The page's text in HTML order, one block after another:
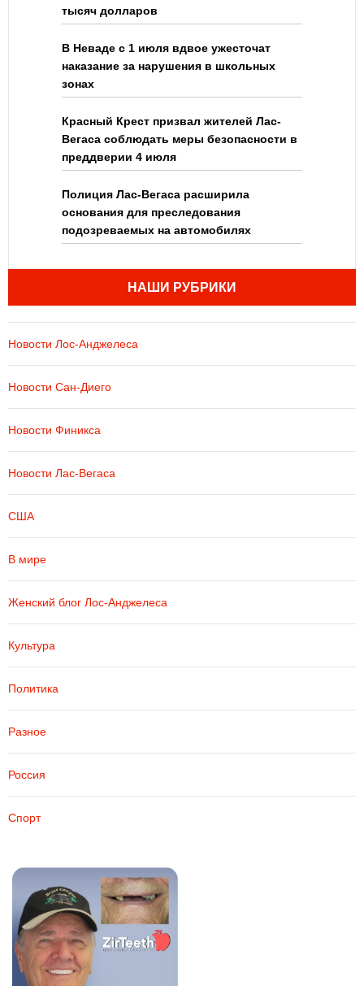
тысяч долларов
В Неваде с 1 июля вдвое ужесточат
наказание за нарушения в школьных
зонах
Красный Крест призвал жителей Лас-
Вегаса соблюдать меры безопасности в
преддверии 4 июля
Полиция Лас-Вегаса расширила
основания для преследования
подозреваемых на автомобилях
НАШИ РУБРИКИ
Новости Лос-Анджелеса
Новости Сан-Диего
Новости Финикса
Новости Лас-Вегаса
США
В мире
Женский блог Лос-Анджелеса
Культура
Политика
Разное
Россия
Спорт